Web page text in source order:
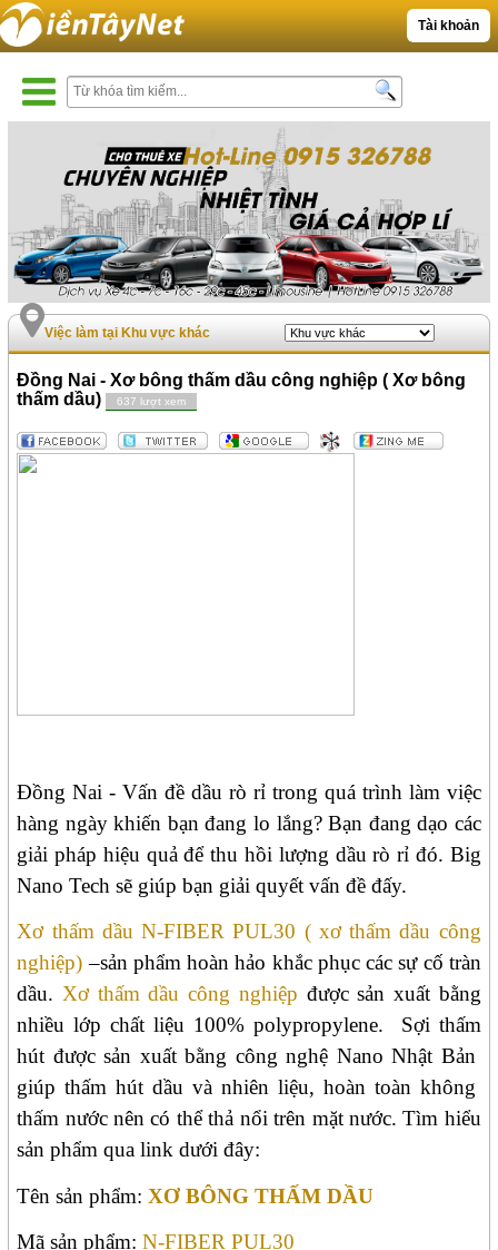
Tài khoản
Việc làm tại Khu vực khác
Đồng Nai - Xơ bông thấm dầu công nghiệp ( Xơ bông
thấm dầu)
637 lượt xem
Đồng Nai - Vấn đề dầu rò rỉ trong quá trình làm việc
hàng ngày khiến bạn đang lo lắng? Bạn đang dạo các
giải pháp hiệu quả để thu hồi lượng dầu rò rỉ đó. Big
Nano Tech sẽ giúp bạn giải quyết vấn đề đấy.
Xơ thấm dầu N-FIBER PUL30 ( xơ thấm dầu công
nghiệp)–sản phẩm hoàn hảo khắc phục các sự cố tràn
dầu. Xơ thấm dầu công nghiệp được sản xuất bằng
nhiều lớp chất liệu 100% polypropylene.
Sợi thấm
hút được sản xuất bằng công nghệ Nano Nhật Bản
giúp thấm hút dầu và nhiên liệu, hoàn toàn không
thấm nước nên có thể thả nổi trên mặt nước. Tìm hiểu
sản phẩm qua link dưới đây:
Tên sản phẩm:XƠ BÔNG THẤM DẦU
Mã sản phẩm:N-FIBER PUL30